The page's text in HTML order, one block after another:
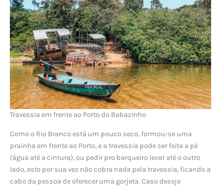
Travessia em frente ao Porto do Babazinho
Como o Rio Branco está um pouco seco, formou-se uma
prainha em frente ao Porto, e a travessia pode ser feita a pé
(água até a cintura), ou pedir pro barqueiro levar até o outro
lado, este por sua vez não cobra nada pela travessia, ficando a
cabo da pessoa de oferecer uma gorjeta. Caso deseje